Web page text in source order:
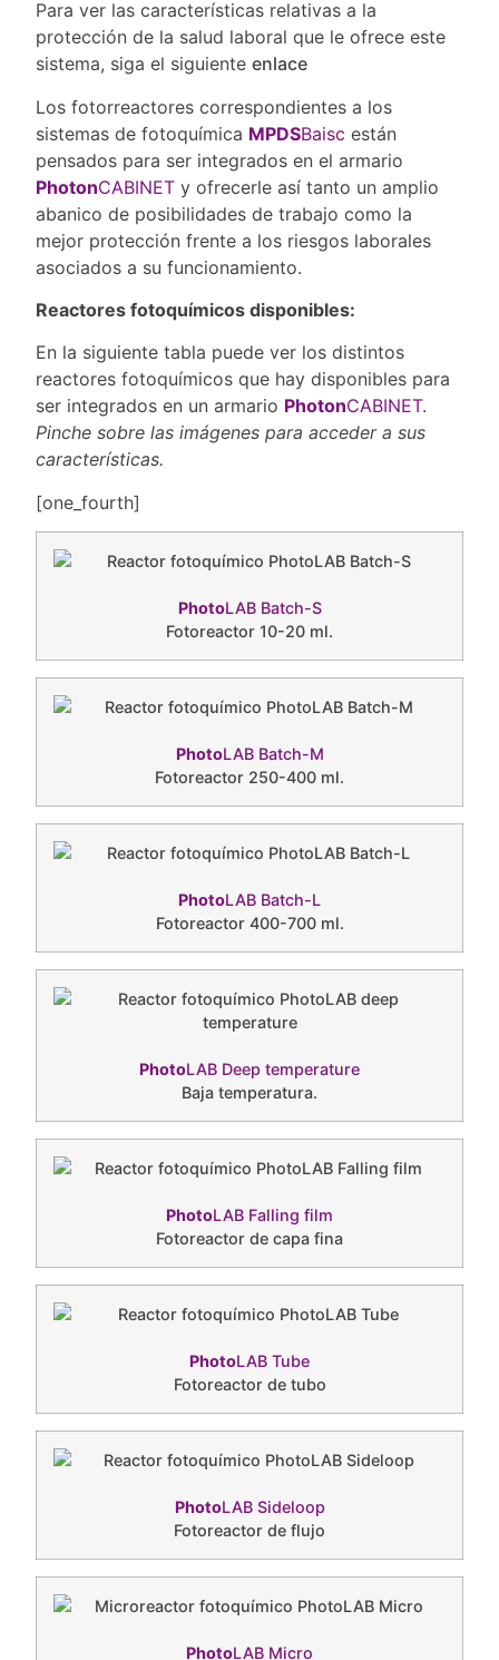
Para ver las características relativas a la
protección de la salud laboral que le ofrece este
sistema, siga el siguiente enlace
Los fotorreactores correspondientes a los
sistemas de fotoquímica MPDSBaisc están
pensados para ser integrados en el armario
PhotonCABINET y ofrecerle así tanto un amplio
abanico de posibilidades de trabajo como la
mejor protección frente a los riesgos laborales
asociados a su funcionamiento.
Reactores fotoquímicos disponibles:
En la siguiente tabla puede ver los distintos
reactores fotoquímicos que hay disponibles para
ser integrados en un armario PhotonCABINET.
Pinche sobre las imágenes para acceder a sus
características.
[one_fourth]
PhotoLAB Batch-S
Fotoreactor 10-20 ml.
PhotoLAB Batch-M
Fotoreactor 250-400 ml.
PhotoLAB Batch-L
Fotoreactor 400-700 ml.
PhotoLAB Deep temperature
Baja temperatura.
PhotoLAB Falling film
Fotoreactor de capa fina
PhotoLAB Tube
Fotoreactor de tubo
PhotoLAB Sideloop
Fotoreactor de flujo
PhotoLAB Micro